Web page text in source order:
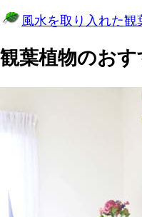
風水を取り入れた観
観葉植物のお